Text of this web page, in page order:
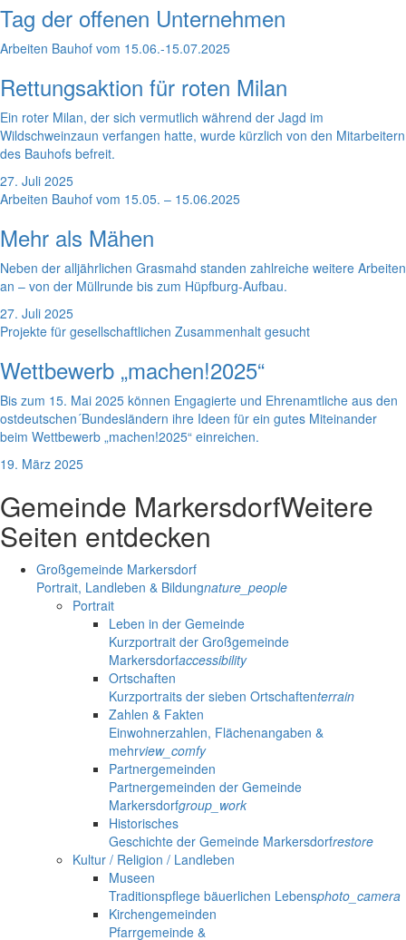
Tag der offenen Unternehmen
Arbeiten Bauhof vom 15.06.-15.07.2025
Rettungsaktion für roten Milan
Ein roter Milan, der sich vermutlich während der Jagd im
Wildschweinzaun verfangen hatte, wurde kürzlich von den Mitarbeitern
des Bauhofs befreit.
27. Juli 2025
Arbeiten Bauhof vom 15.05. – 15.06.2025
Mehr als Mähen
Neben der alljährlichen Grasmahd standen zahlreiche weitere Arbeiten
an – von der Müllrunde bis zum Hüpfburg-Aufbau.
27. Juli 2025
Projekte für gesellschaftlichen Zusammenhalt gesucht
Wettbewerb „machen!2025“
Bis zum 15. Mai 2025 können Engagierte und Ehrenamtliche aus den
ostdeutschen´Bundesländern ihre Ideen für ein gutes Miteinander
beim Wettbewerb „machen!2025“ einreichen.
19. März 2025
Gemeinde MarkersdorfWeitere
Seiten entdecken
Großgemeinde Markersdorf
Portrait, Landleben & Bildungnature_people
Portrait
Leben in der Gemeinde
Kurzportrait der Großgemeinde
Markersdorfaccessibility
Ortschaften
Kurzportraits der sieben Ortschaftenterrain
Zahlen & Fakten
Einwohnerzahlen, Flächenangaben &
mehrview_comfy
Partnergemeinden
Partnergemeinden der Gemeinde
Markersdorfgroup_work
Historisches
Geschichte der Gemeinde Markersdorfrestore
Kultur / Religion / Landleben
Museen
Traditionspflege bäuerlichen Lebensphoto_camera
Kirchengemeinden
Pfarrgemeinde &